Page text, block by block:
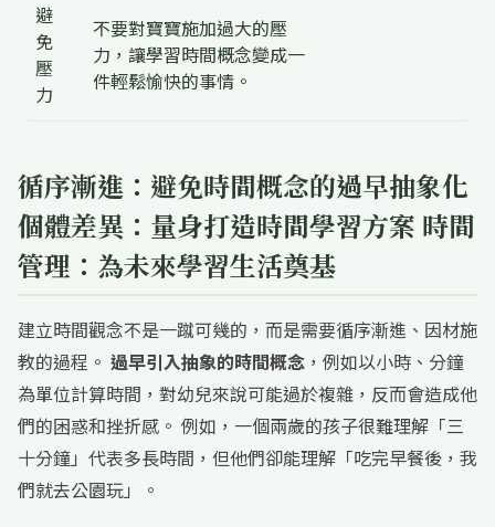
避
免
壓
力
不要對寶寶施加過大的壓
力，讓學習時間概念變成一
件輕鬆愉快的事情。
循序漸進：避免時間概念的過早抽象化
個體差異：量身打造時間學習方案 時間
管理：為未來學習生活奠基
建立時間觀念不是一蹴可幾的，而是需要循序漸進、因材施
教的過程。 過早引入抽象的時間概念 ，例如以小時、分鐘
為單位計算時間，對幼兒來說可能過於複雜，反而會造成他
們的困惑和挫折感。 例如，一個兩歲的孩子很難理解「三
十分鐘」代表多長時間，但他們卻能理解「吃完早餐後，我
們就去公園玩」。